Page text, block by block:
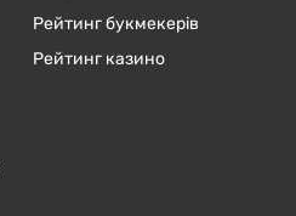
Рейтинг букмекерів
Рейтинг казино